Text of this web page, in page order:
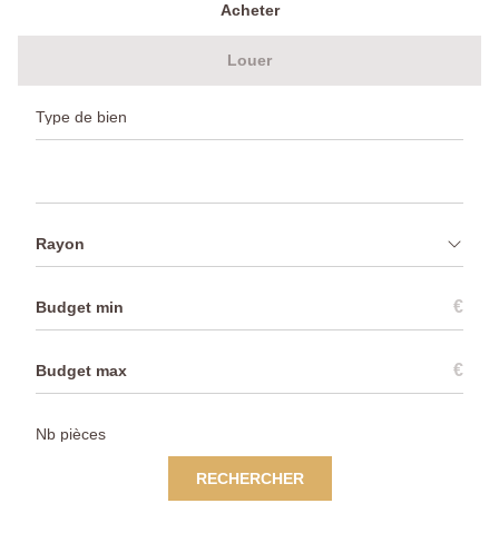
Acheter
Louer
Rayon
€
€
RECHERCHER